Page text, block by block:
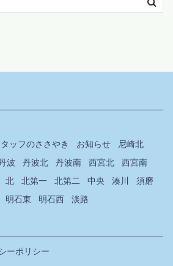
ッフのささやき お知らせ
尼崎北
波 丹波北 丹波南 西宮北
西宮南
北 北第一 北第二 中央 湊川
須磨
明石東 明石西 淡路
ーポリシー